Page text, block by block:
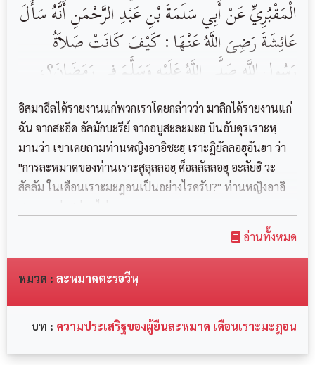
الْمَقْبُرِيِّ عَنْ أَبِي سَلَمَةَ بْنِ عَبْدِ الرَّحْمَنِ أَنَّهُ سَأَلَ
عَائِشَةَ رَضِىَ اللَّهُ عَنْهَا : كَيْفَ كَانَتْ صَلاَةُ
رَسُولِ اللَّهِ صَلَّى اللَّهُ عَلَيْهِ وَسَلَّمَ فِي رَمَضَانَ؟،
فَقَالَتْ : مَا كَانَ يَزِيدُ فِي رَمَضَانَ، وَلاَ فِي غَيْرِهَا
عَلَى إِحْدَى عَشْرَةَ رَكْعَةً، يُصَلِّي أَرْبَعًا فَلاَ تَسَلْ
عَنْ حُسْنِهِنَّ وَطُولِهِنَّ، ثُمَّ يُصَلِّي أَرْبَعًا فَلاَ تَسَلْ
عَنْ حُسْنِهِنَّ وَطُولِهِنَّ، ثُمَّ يُصَلِّي ثَلاَثًا‏، فَقُلْتُ :
إِنَّ عَيْنَىَّ تَنَامَانِ وَلاَ يَنَامُ قَلْبِي }
อิสมาอีลได้รายงานแก่พวกเราโดยกล่าวว่า มาลิกได้รายงานแก่
ฉัน จากสะอีด อัลมักบะรีย์ จากอบูสะละมะฮฺ บินอับดุรเราะหฺ
มานว่า เขาเคยถามท่านหญิงอาอิชะฮฺ เราะฎิยัลลอฮุอันฮา ว่า
"การละหมาดของท่านเราะสูลุลลอฮฺ ศ็อลลัลลอฮุ อะลัยฮิ วะ
สัลลัม ในเดือนเราะมะฎอนเป็นอย่างไรครับ?" ท่านหญิงอาอิ
อ่านทั้งหมด
หมวด : ละหมาดตะรอวีหฺ
บท : ความประเสริฐของผู้ยืนละหมาด เดือนเราะมะฎอน